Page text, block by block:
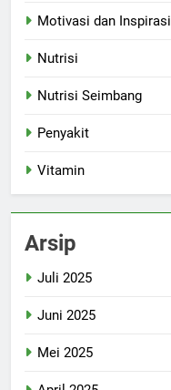
Motivasi dan Inspirasi
Nutrisi
Nutrisi Seimbang
Penyakit
Vitamin
Arsip
Juli 2025
Juni 2025
Mei 2025